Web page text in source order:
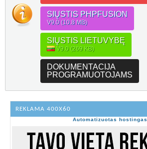
SIŲSTIS PHPFUSION
V9.0 (10.8 MB)
SIŲSTIS LIETUVYBĘ
V9.0 (269 KB)
DOKUMENTACIJA
PROGRAMUOTOJAMS
REKLAMA 400X60
Automatizuotas hostingas